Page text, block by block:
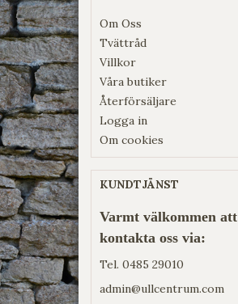
Om Oss
Tvättråd
Villkor
Våra butiker
Återförsäljare
Logga in
Om cookies
KUNDTJÄNST
Varmt välkommen att
kontakta oss via:
Tel. 0485 29010
admin@ullcentrum.com